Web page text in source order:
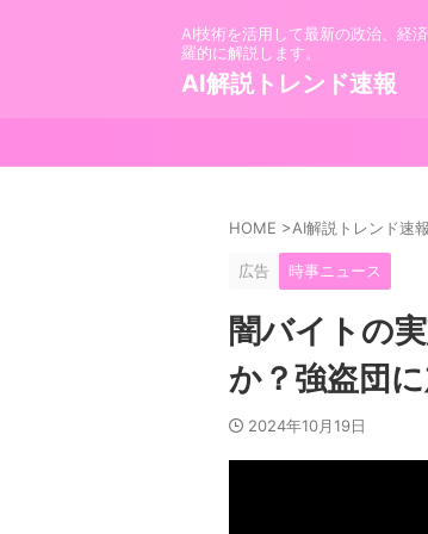
AI技術を活用して最新の政治、経
羅的に解説します。
AI解説トレンド速報
HOME >AI解説トレンド速報
広告 時事ニュース
闇バイトの
か？強盗団
2024年10月19日